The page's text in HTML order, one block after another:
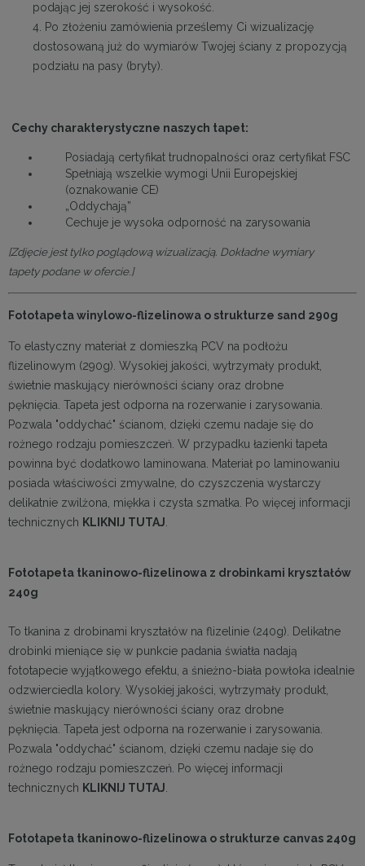
podając jej szerokość i wysokość.
4. Po złożeniu zamówienia prześlemy Ci wizualizację
dostosowaną już do wymiarów Twojej ściany z propozycją
podziału na pasy (bryty).
Cechy charakterystyczne naszych tapet:
Posiadają certyfikat trudnopalności oraz certyfikat FSC
Spełniają wszelkie wymogi Unii Europejskiej
(oznakowanie CE)
„Oddychają”
Cechuje je wysoka odporność na zarysowania
[Zdjęcie jest tylko poglądową wizualizacją. Dokładne wymiary
tapety podane w ofercie.]
Fototapeta winylowo-flizelinowa o strukturze sand 290g
To elastyczny materiał z domieszką PCV na podłożu
flizelinowym (290g). Wysokiej jakości, wytrzymały produkt,
świetnie maskujący nierówności ściany oraz drobne
pęknięcia. Tapeta jest odporna na rozerwanie i zarysowania.
Pozwala "oddychać" ścianom, dzięki czemu nadaje się do
rożnego rodzaju pomieszczeń. W przypadku łazienki tapeta
powinna być dodatkowo laminowana. Materiał po laminowaniu
posiada właściwości zmywalne, do czyszczenia wystarczy
delikatnie zwilżona, miękka i czysta szmatka. Po więcej informacji
technicznych KLIKNIJ TUTAJ
Fototapeta tkaninowo-flizelinowa z drobinkami kryształów
240g
To tkanina z drobinami kryształów na flizelinie (240g). Delikatne
drobinki mieniące się w punkcie padania światła nadają
fototapecie wyjątkowego efektu, a śnieżno-biała powłoka idealnie
odzwierciedla kolory. Wysokiej jakości, wytrzymały produkt,
świetnie maskujący nierówności ściany oraz drobne
pęknięcia. Tapeta jest odporna na rozerwanie i zarysowania.
Pozwala "oddychać" ścianom, dzięki czemu nadaje się do
rożnego rodzaju pomieszczeń. Po więcej informacji
technicznych KLIKNIJ TUTAJ
Fototapeta tkaninowo-flizelinowa o strukturze canvas 240g